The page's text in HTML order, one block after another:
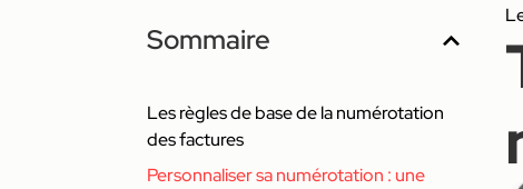
Sommaire
Les règles de base de la numérotation
des factures
Personnaliser sa numérotation : une